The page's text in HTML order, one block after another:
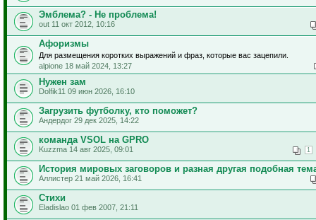
Эмблема? - Не проблема!
out 11 окт 2012, 10:16
Афоризмы
Для размещения коротких выражений и фраз, которые вас зацепили.
alpione 18 май 2024, 13:27
Нужен зам
Dolfik11 09 июн 2026, 16:10
Загрузить футболку, кто поможет?
Андердог 29 дек 2025, 14:22
команда VSOL на GPRO
1
Kuzzma 14 авг 2025, 09:01
История мировых заговоров и разная другая подобная
Аллистер 21 май 2026, 16:41
Стихи
Eladislao 01 фев 2007, 21:11